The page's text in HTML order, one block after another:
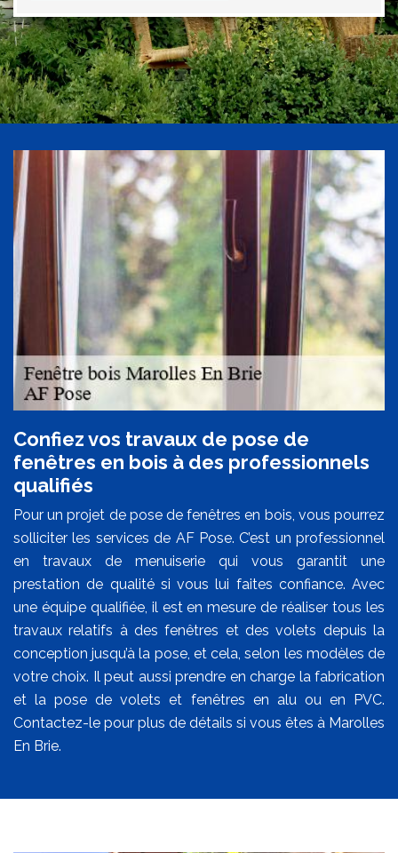
Confiez vos travaux de pose de
fenêtres en bois à des professionnels
qualifiés
Pour un projet de pose de fenêtres en bois, vous pourrez
solliciter les services de AF Pose. C’est un professionnel
en travaux de menuiserie qui vous garantit une
prestation de qualité si vous lui faites confiance. Avec
une équipe qualifiée, il est en mesure de réaliser tous les
travaux relatifs à des fenêtres et des volets depuis la
conception jusqu’à la pose, et cela, selon les modèles de
votre choix. Il peut aussi prendre en charge la fabrication
et la pose de volets et fenêtres en alu ou en PVC.
Contactez-le pour plus de détails si vous êtes à Marolles
En Brie.